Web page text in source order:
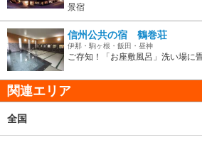
景宿
信州公共の宿 鶴巻荘
伊那・駒ヶ根・飯田・昼神
ご存知！「お座敷風呂」洗い場に
関連エリア
全国